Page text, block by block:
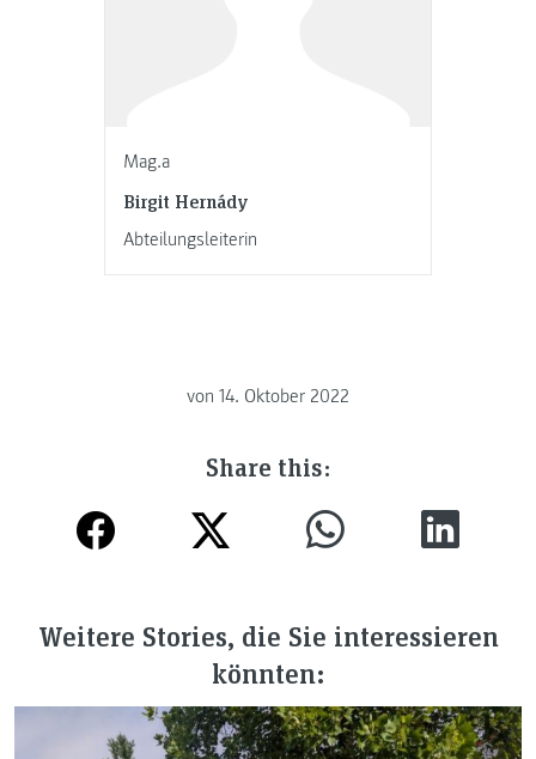
Mag.a
Birgit Hernády
Abteilungsleiterin
von 14. Oktober 2022
Share this:
Weitere Stories, die Sie interessieren
könnten: